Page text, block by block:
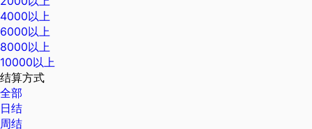
4000以上
6000以上
8000以上
10000以上
结算方式
全部
日结
周结